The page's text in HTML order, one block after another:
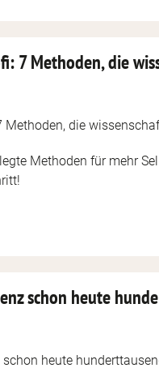
7 Methoden, die
Methoden für mehr
schon heute